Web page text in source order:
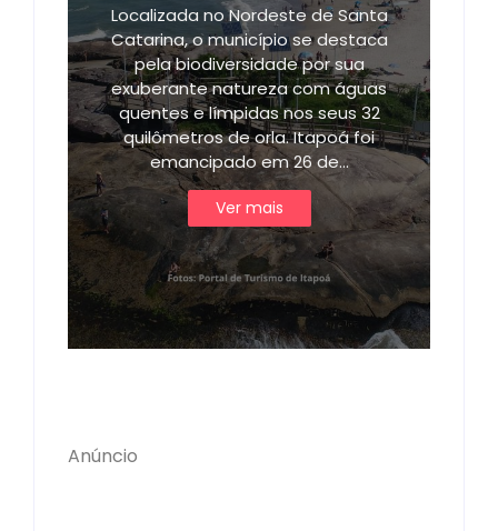
Localizada no Nordeste de Santa
Catarina, o município se destaca
pela biodiversidade por sua
exuberante natureza com águas
quentes e límpidas nos seus 32
quilômetros de orla. Itapoá foi
emancipado em 26 de…
Ver mais
Anúncio